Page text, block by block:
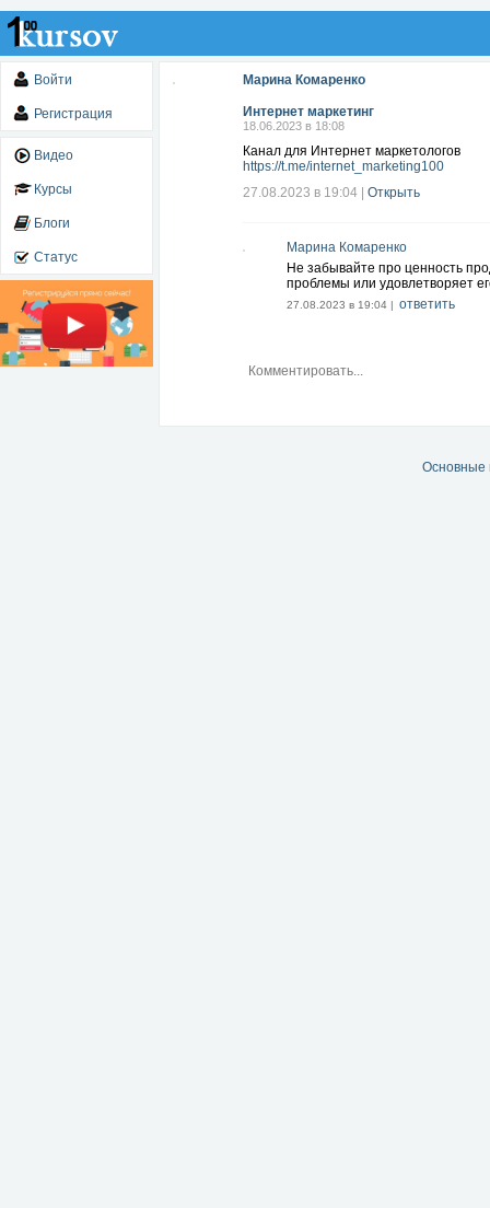
Войти
Регистрация
Видео
Курсы
Блоги
Статус
Марина Комаренко
Интернет маркетинг
18.06.2023 в 18:08
Канал для Интернет маркетологов
https://t.me/internet_marketing100
27.08.2023 в 19:04
Открыть
Марина Комаренко
Не забывайте про ценность
проблемы или удовлетворяет
27.08.2023 в 19:04 | ответить
Основные